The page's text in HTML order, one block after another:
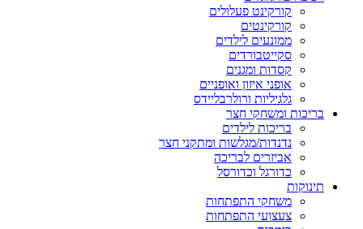
קורקינט פעלולים
קורקינטים
ממונעים לילדים
סקייטבורדים
קסדות ומגנים
אופני איזון ואופניים
גלגיליות ורולרבליידס
בריכות ומשחקי חצר
בריכות לילדים
נדנדות/מגלשות ומתקני חצר
אביזרים לבריכה
כדורגל וכדורסל
תינוקות
משחקי התפתחות
צעצועי התפתחות